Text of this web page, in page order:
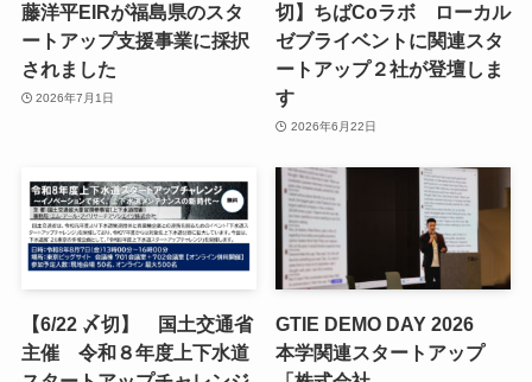
藤洋平EIRが福島県のスタ
ートアップ支援事業に採択
されました
2026年7月1日
切】ちばCoラボ ローカル
ゼブライベントに関連スタ
ートアップ２社が登壇しま
す
2026年6月22日
【6/22 〆切】 国土交通省
主催 令和８年度上下水道
GTIE DEMO DAY 2026
本学関連スタートアップ